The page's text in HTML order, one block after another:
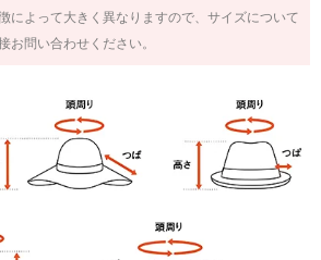
によって大きく異なりますので、サイズについて
お問い合わせください。